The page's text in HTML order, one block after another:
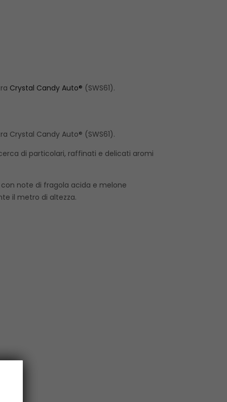
Crystal Candy Auto® (SWS61).
Crystal Candy Auto® (SWS61).
di particolari, raffinati e delicati aromi
note di fragola acida e melone
il metro di altezza.